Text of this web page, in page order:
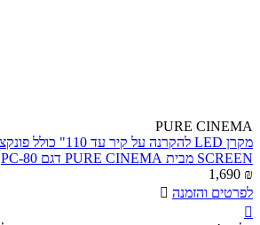
PURE CINEMA
SCREEN מבית PURE CINEMA דגם PC-80
1,690 ₪
לפרטים והזמנה 
